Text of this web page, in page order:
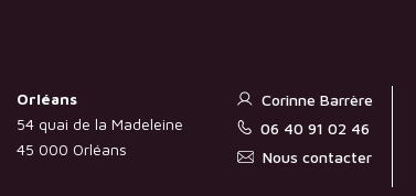
Orléans
54 quai de la Madeleine
45 000 Orléans
Corinne Barrère
06 40 91 02 46
Nous contacter